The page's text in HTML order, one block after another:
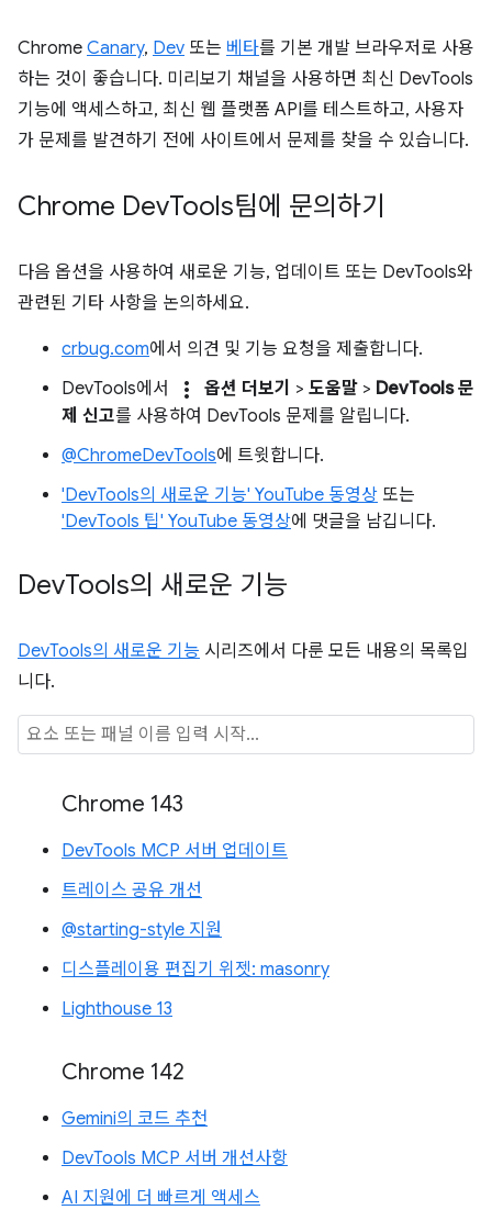
Chrome Canary, Dev 또는 베타를 기본 개발 브라우저로 사용
하는 것이 좋습니다. 미리보기 채널을 사용하면 최신 DevTools
기능에 액세스하고, 최신 웹 플랫폼 API를 테스트하고, 사용자
가 문제를 발견하기 전에 사이트에서 문제를 찾을 수 있습니다.
Chrome DevTools팀에 문의하기
다음 옵션을 사용하여 새로운 기능, 업데이트 또는 DevTools와
관련된 기타 사항을 논의하세요.
crbug.com에서 의견 및 기능 요청을 제출합니다.
DevTools에서
more_vert 옵션 더보기 > 도움말 > DevTools 문
제 신고를 사용하여 DevTools 문제를 알립니다.
@ChromeDevTools에 트윗합니다.
'DevTools의 새로운 기능' YouTube 동영상 또는
'DevTools 팁' YouTube 동영상에 댓글을 남깁니다.
DevTools의 새로운 기능
DevTools의 새로운 기능 시리즈에서 다룬 모든 내용의 목록입
니다.
Chrome 143
DevTools MCP 서버 업데이트
트레이스 공유 개선
@starting-style 지원
디스플레이용 편집기 위젯: masonry
Lighthouse 13
Chrome 142
Gemini의 코드 추천
DevTools MCP 서버 개선사항
AI 지원에 더 빠르게 액세스